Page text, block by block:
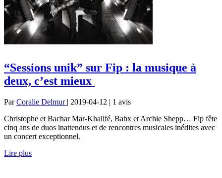
“Sessions unik” sur Fip : la musique à
deux, c’est mieux
ParCoralie Delmur | 2019-04-12 | 1 avis
Christophe et Bachar Mar-Khalifé, Babx et Archie Shepp… Fip fête
cinq ans de duos inattendus et de rencontres musicales inédites avec
un concert exceptionnel.
Lire plus